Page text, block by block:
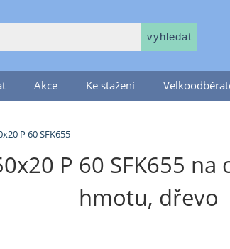
Akce Ke stažení
P 60 SFK655
P 60 SFK655
hmotu, dřevo